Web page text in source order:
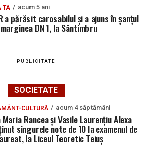
TA acum 5 ani
a părăsit carosabilul și a ajuns în șanțul
DN 1, la Sântimbru
PUBLICITATE
SOCIETATE
CULTURĂ acum 4 săptămâni
Maria Rancea și Vasile Laurențiu Alexa
singurele note de 10 la examenul de
la Liceul Teoretic Teiuș